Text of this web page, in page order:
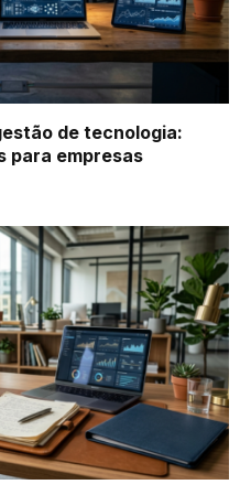
de tecnologia:
para empresas